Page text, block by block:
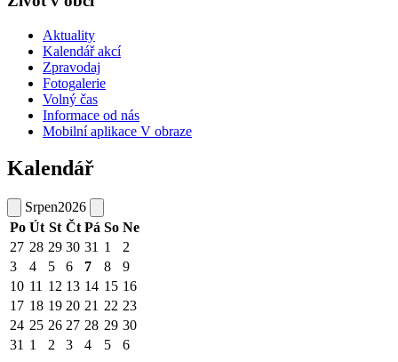
Aktuality
Kalendář akcí
Zpravodaj
Fotogalerie
Volný čas
Informace od nás
Mobilní aplikace V obraze
Kalendář
Srpen2026
Po Út St Čt Pá So Ne
27 28 29 30 31 1
2
3
4 5 6 7 8
9
10 11 12 13 14 15 16
17 18 19 20 21 22 23
24 25 26 27 28 29 30
31 1 2 3 4 5 6